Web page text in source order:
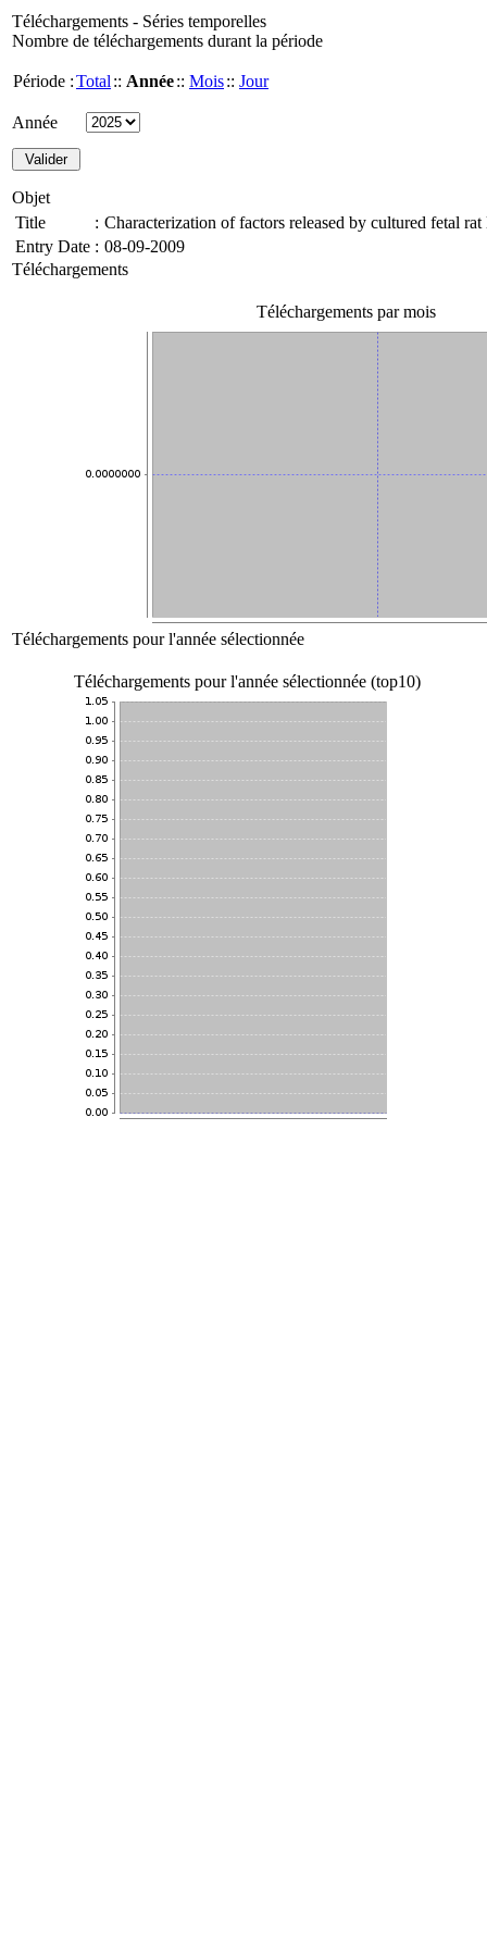
Téléchargements - Séries temporelles
Nombre de téléchargements durant la période
Période :Total :: Année:: Mois:: Jour
Année
Objet
Title
: Characterization of factors released by cultured fetal
Entry Date : 08-09-2009
Téléchargements
Téléchargements par mois
Téléchargements pour l'année sélectionnée
Téléchargements pour l'année sélectionnée (top10)